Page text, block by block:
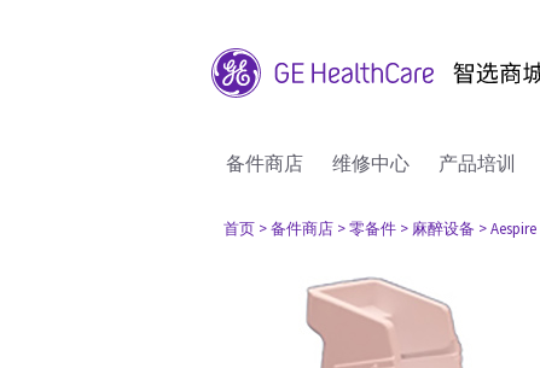
备件商店 维修中心 产品培训
首页 > 备件商店 > 零备件 > 麻醉设备 > Aespire